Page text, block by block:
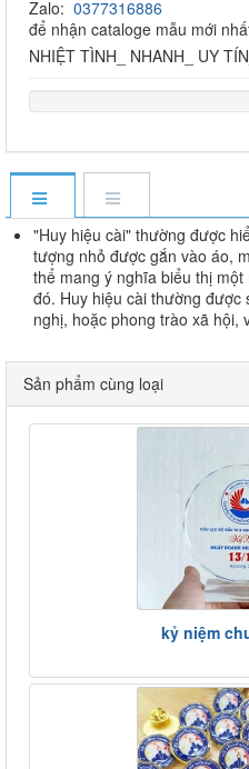
Zalo: 0377316886
để nhận cataloge mẫu mới
NHIỆT TÌNH_ NHANH_ UY
"Huy hiệu cài" thường được
tượng nhỏ được gắn vào áo,
thể mang ý nghĩa biểu thị
đó. Huy hiệu cài thường
nghị, hoặc phong trào xã hội,
Sản phẩm cùng loại
kỷ niệm